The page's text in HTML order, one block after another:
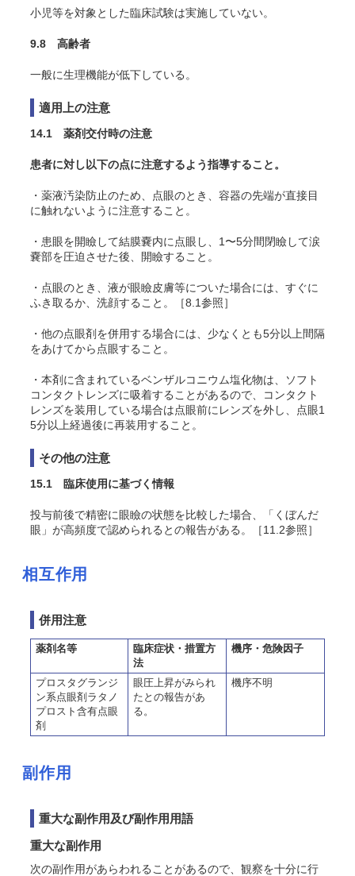
小児等を対象とした臨床試験は実施していない。
9.8 高齢者
一般に生理機能が低下している。
適用上の注意
14.1 薬剤交付時の注意
患者に対し以下の点に注意するよう指導すること。
・薬液汚染防止のため、点眼のとき、容器の先端が直接目
に触れないように注意すること。
・患眼を開瞼して結膜嚢内に点眼し、1〜5分間閉瞼して涙
嚢部を圧迫させた後、開瞼すること。
・点眼のとき、液が眼瞼皮膚等についた場合には、すぐに
ふき取るか、洗顔すること。［8.1参照］
・他の点眼剤を併用する場合には、少なくとも5分以上間隔
をあけてから点眼すること。
・本剤に含まれているベンザルコニウム塩化物は、ソフト
コンタクトレンズに吸着することがあるので、コンタクト
レンズを装用している場合は点眼前にレンズを外し、点眼1
5分以上経過後に再装用すること。
その他の注意
15.1 臨床使用に基づく情報
投与前後で精密に眼瞼の状態を比較した場合、「くぼんだ
眼」が高頻度で認められるとの報告がある 。［11.2参照］
相互作用
併用注意
薬剤名等
臨床症状・措置方
法
機序・危険因子
プロスタグランジ
ン系点眼剤ラタノ
プロスト含有点眼
剤
眼圧上昇がみられ
たとの報告があ
る。
機序不明
副作用
重大な副作用及び副作用用語
重大な副作用
次の副作用があらわれることがあるので、観察を十分に行